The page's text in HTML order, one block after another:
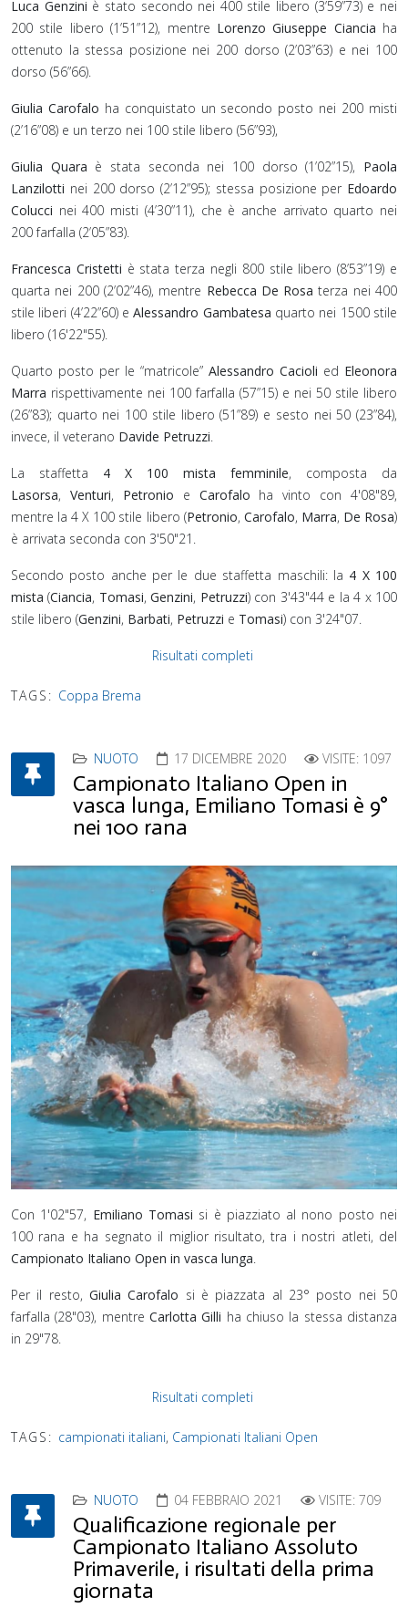
Luca Genzini è stato secondo nei 400 stile libero (3’59”73) e nei
200 stile libero (1’51”12), mentre Lorenzo Giuseppe Ciancia ha
ottenuto la stessa posizione nei 200 dorso (2’03”63) e nei 100
dorso (56”66).
Giulia Carofalo ha conquistato un secondo posto nei 200 misti
(2’16”08) e un terzo nei 100 stile libero (56”93),
Giulia Quara è stata seconda nei 100 dorso (1’02”15), Paola
Lanzilotti nei 200 dorso (2’12”95); stessa posizione per Edoardo
Colucci nei 400 misti (4’30”11), che è anche arrivato quarto nei
200 farfalla (2’05”83).
Francesca Cristetti è stata terza negli 800 stile libero (8’53”19) e
quarta nei 200 (2’02”46), mentre Rebecca De Rosa terza nei 400
stile liberi (4’22”60) eAlessandro Gambatesa quarto nei 1500 stile
libero (16'22"55).
Quarto posto per le “matricole” Alessandro Cacioli ed Eleonora
Marra rispettivamente nei 100 farfalla (57”15) e nei 50 stile libero
(26”83); quarto nei 100 stile libero (51”89) e sesto nei 50 (23”84),
invece, il veterano Davide Petruzzi
La staffetta 4 X 100 mista femminile, composta da
Lasorsa, Venturi, Petronio e Carofalo ha vinto con 4'08"89,
mentre la 4 X 100 stile libero (Petronio, Carofalo, Marra, De Rosa)
è arrivata seconda con 3'50"21.
Secondo posto anche per le due staffetta maschili: la 4 X 100
mista (Ciancia, Tomasi,Genzini, Petruzzi) con 3'43"44 e la 4 x 100
stile libero (Genzini, Barbati, Petruzzi e Tomasi) con 3'24"07.
Risultati completi
TAGS: Coppa Brema
NUOTO 17 DICEMBRE 2020 VISITE: 1097
Campionato Italiano Open in
vasca lunga, Emiliano Tomasi è 9°
nei 100 rana
Con 1'02"57, Emiliano Tomasi si è piazziato al nono posto nei
100 rana e ha segnato il miglior risultato, tra i nostri atleti, del
Campionato Italiano Open in vasca lunga.
Per il resto, ⁣Giulia Carofalo si è piazzata al 23° posto nei 50
farfalla (28"03), mentre Carlotta Gilli ha chiuso la stessa distanza
in 29"78.⁣⁣
Risultati completi
TAGS: campionati italiani, Campionati Italiani Open
NUOTO 04 FEBBRAIO 2021 VISITE: 709
Qualificazione regionale per
Campionato Italiano Assoluto
Primaverile, i risultati della prima
giornata